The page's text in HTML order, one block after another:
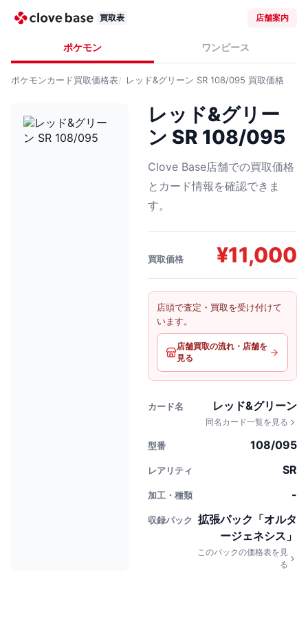
買取表 店舗案内
ポケモン ワンピース
ポケモンカード買取価格表 レッド&グリーン SR 108/095 買取価格
レッド&グリー
ン SR 108/095
Clove Base店舗での買取価格
とカード情報を確認できま
す。
買取価格 ¥11,000
店頭で査定・買取を受け付けて
います。
店舗買取の流れ・店舗を
見る
カード名 レッド&グリーン
同名カード一覧を見る
型番 108/095
レアリティ SR
加工・種類 -
収録パック
拡張パック「オルタ
ージェネシス」
このパックの価格表を見
る